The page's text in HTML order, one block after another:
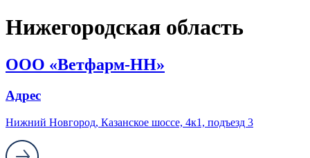
Нижегородская область
ООО «Ветфарм-НН»
Адрес
Нижний Новгород, Казанское шоссе, 4к1, подъезд 3